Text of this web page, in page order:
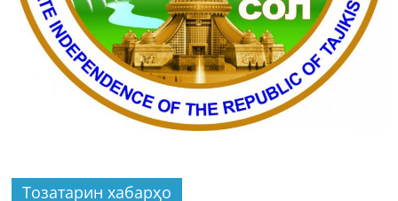
Тозатарин хабарҳо